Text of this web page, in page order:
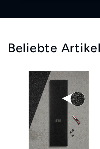
Beliebte Artikel